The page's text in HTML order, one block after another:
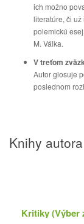
ich možno
literatúre, či už
polemickú
M. Válka.
V treťom
Autor glosuje
poslednom
Knihy autora
Kritiky (Výber